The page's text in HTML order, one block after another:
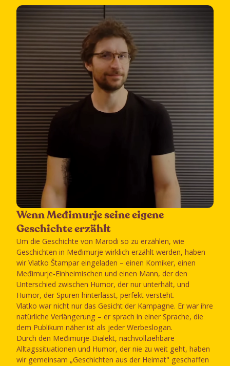
Wenn Međimurje seine eigene
Geschichte erzählt
Um die Geschichte von Marodi so zu erzählen, wie
Geschichten in Međimurje wirklich erzählt werden, haben
wir Vlatko Štampar eingeladen – einen Komiker, einen
Međimurje-Einheimischen und einen Mann, der den
Unterschied zwischen Humor, der nur unterhält, und
Humor, der Spuren hinterlässt, perfekt versteht.
Vlatko war nicht nur das Gesicht der Kampagne. Er war ihre
natürliche Verlängerung – er sprach in einer Sprache, die
dem Publikum näher ist als jeder Werbeslogan.
Durch den Međimurje-Dialekt, nachvollziehbare
Alltagssituationen und Humor, der nie zu weit geht, haben
wir gemeinsam „Geschichten aus der Heimat" geschaffen